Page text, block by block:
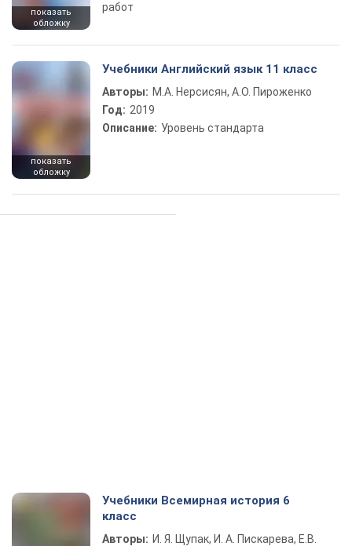
показать
обложку
работ
показать
обложку
Учебники Английский язык 11 класс
Авторы: М.А. Нерсисян, А.О. Пироженко
Год: 2019
Описание: Уровень стандарта
Учебники Всемирная история 6
класс
Авторы: И. Я. Щупак, И. А. Пискарева, Е.В.